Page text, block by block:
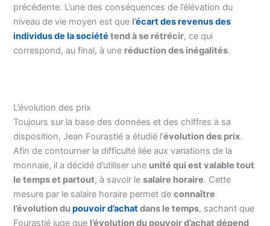
précédente. L’une des conséquences de l’élévation du
niveau de vie moyen est que l’écart des revenus des
individus de la société tend à se rétrécir, ce qui
correspond, au final, à une réduction des inégalités.
L’évolution des prix
Toujours sur la base des données et des chiffres à sa
disposition, Jean Fourastié a étudié l’évolution des prix.
Afin de contourner la difficulté liée aux variations de la
monnaie, il a décidé d’utiliser une unité qui est valable tout
le temps et partout, à savoir lesalaire horaire. Cette
mesure par le salaire horaire permet deconnaître
l’évolution dupouvoir d’achatdans le temps, sachant que
Fourastié juge que l’évolution du pouvoir d’achat dépend